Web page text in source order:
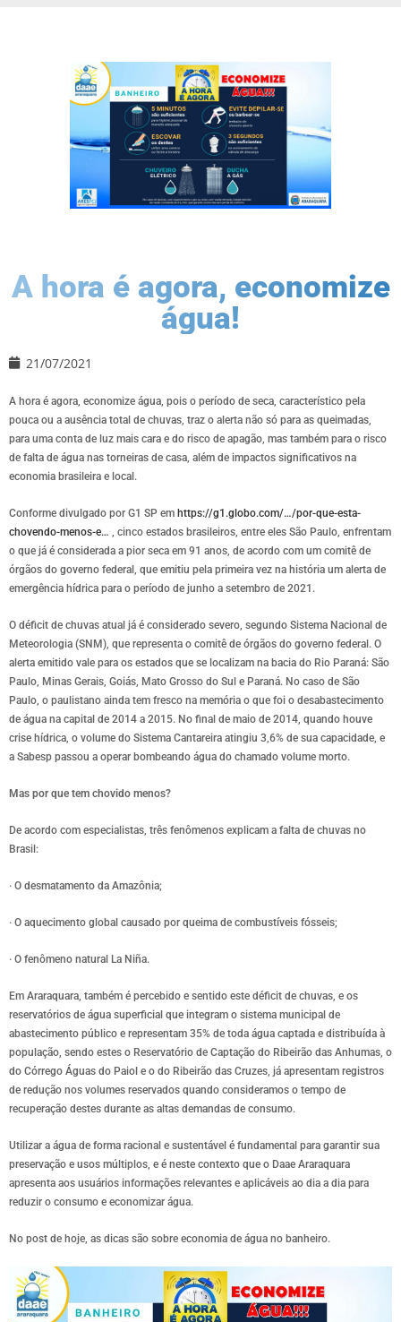
A hora é agora, economize
água!
21/07/2021
A hora é agora, economize água, pois o período de seca, característico pela
pouca ou a ausência total de chuvas, traz o alerta não só para as queimadas,
para uma conta de luz mais cara e do risco de apagão, mas também para o risco
de falta de água nas torneiras de casa, além de impactos significativos na
economia brasileira e local.
Conforme divulgado por G1 SP em https://g1.globo.com/…/por-que-esta-
chovendo-menos-e… , cinco estados brasileiros, entre eles São Paulo, enfrentam
o que já é considerada a pior seca em 91 anos, de acordo com um comitê de
órgãos do governo federal, que emitiu pela primeira vez na história um alerta de
emergência hídrica para o período de junho a setembro de 2021.
O déficit de chuvas atual já é considerado severo, segundo Sistema Nacional de
Meteorologia (SNM), que representa o comitê de órgãos do governo federal. O
alerta emitido vale para os estados que se localizam na bacia do Rio Paraná: São
Paulo, Minas Gerais, Goiás, Mato Grosso do Sul e Paraná. No caso de São
Paulo, o paulistano ainda tem fresco na memória o que foi o desabastecimento
de água na capital de 2014 a 2015. No final de maio de 2014, quando houve
crise hídrica, o volume do Sistema Cantareira atingiu 3,6% de sua capacidade, e
a Sabesp passou a operar bombeando água do chamado volume morto.
Mas por que tem chovido menos?
De acordo com especialistas, três fenômenos explicam a falta de chuvas no
Brasil:
· O desmatamento da Amazônia;
· O aquecimento global causado por queima de combustíveis fósseis;
· O fenômeno natural La Niña.
Em Araraquara, também é percebido e sentido este déficit de chuvas, e os
reservatórios de água superficial que integram o sistema municipal de
abastecimento público e representam 35% de toda água captada e distribuída à
população, sendo estes o Reservatório de Captação do Ribeirão das Anhumas, o
do Córrego Águas do Paiol e o do Ribeirão das Cruzes, já apresentam registros
de redução nos volumes reservados quando consideramos o tempo de
recuperação destes durante as altas demandas de consumo.
Utilizar a água de forma racional e sustentável é fundamental para garantir sua
preservação e usos múltiplos, e é neste contexto que o Daae Araraquara
apresenta aos usuários informações relevantes e aplicáveis ao dia a dia para
reduzir o consumo e economizar água.
No post de hoje, as dicas são sobre economia de água no banheiro.